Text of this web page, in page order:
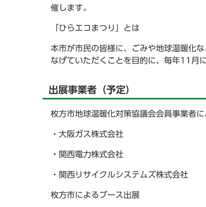
催します。
「ひらエコまつり」とは
本市が市民の皆様に、ごみや地球温暖化
なげていただくことを目的に、毎年11月
出展事業者（予定）
枚方市地球温暖化対策協議会会員事業者
・大阪ガス株式会社
・関西電力株式会社
・関西リサイクルシステムズ株式会社
枚方市によるブース出展